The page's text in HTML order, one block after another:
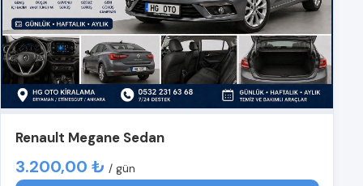
Renault Megane Sedan
3.200,00 ₺ / gün